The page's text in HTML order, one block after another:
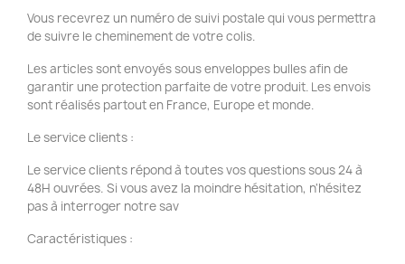
Vous recevrez un numéro de suivi postale qui vous permettra
de suivre le cheminement de votre colis.
Les articles sont envoyés sous enveloppes bulles afin de
garantir une protection parfaite de votre produit. Les envois
sont réalisés partout en France, Europe et monde.
Le service clients :
Le service clients répond à toutes vos questions sous 24 à
48H ouvrées. Si vous avez la moindre hésitation, n'hésitez
pas à interroger notre sav
Caractéristiques :